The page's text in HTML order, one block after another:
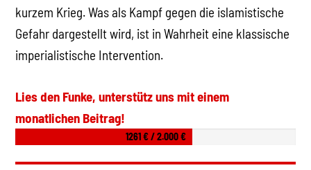
kurzem Krieg. Was als Kampf gegen die islamistische
Gefahr dargestellt wird, ist in Wahrheit eine klassische
imperialistische Intervention.
Lies den Funke, unterstütz uns mit einem
monatlichen Beitrag!
1261 € / 2.000 €